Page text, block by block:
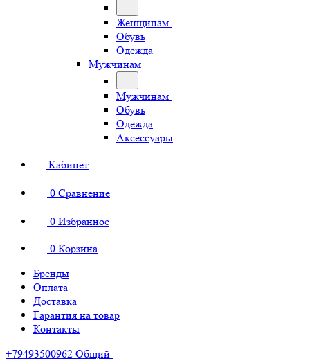
Женщинам
Обувь
Одежда
Мужчинам
Мужчинам
Обувь
Одежда
Аксессуары
Кабинет
0 Сравнение
0 Избранное
0 Корзина
Бренды
Оплата
Доставка
Гарантия на товар
Контакты
+79493500962 Общий